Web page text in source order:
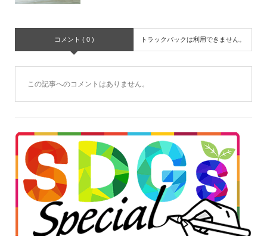
コメント ( 0 ) トラックバックは利用できません。
この記事へのコメントはありません。